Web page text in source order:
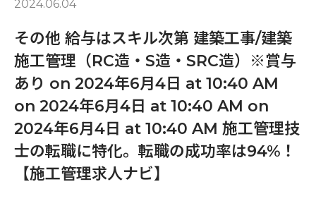
2024.06.04
その他 給与はスキル次第 建築工事/建築
施工管理（RC造・S造・SRC造）※賞与
あり on 2024年6月4日 at 10:40 AM
on 2024年6月4日 at 10:40 AM on
2024年6月4日 at 10:40 AM 施工管理技
士の転職に特化。転職の成功率は94%！
【施工管理求人ナビ】